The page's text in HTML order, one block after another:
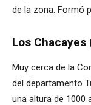
de la zona. Formó
Los Chacayes
Muy cerca de la
del departamento
una altura de 1000